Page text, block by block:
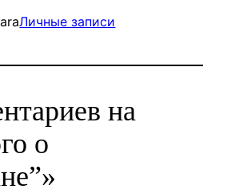
Личные записи
на
о